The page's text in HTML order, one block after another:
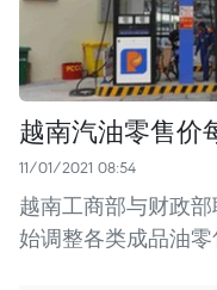
越南汽油零售价
11/01/2021 08:54
越南工商部与财政部
始调整各类成品油零